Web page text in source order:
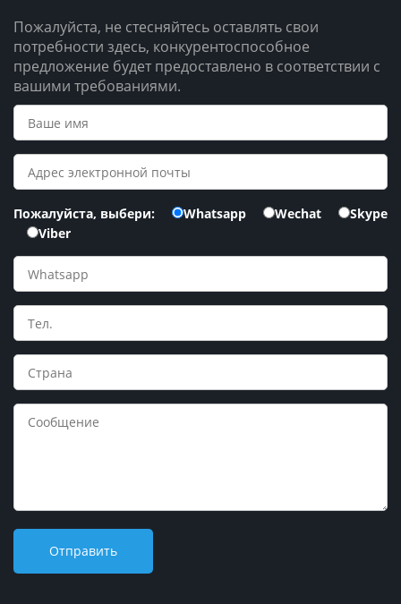
Пожалуйста, не стесняйтесь оставлять свои
потребности здесь, конкурентоспособное
предложение будет предоставлено в соответствии с
вашими требованиями.
Пожалуйста, выбери: Whatsapp Wechat
Skype
Viber